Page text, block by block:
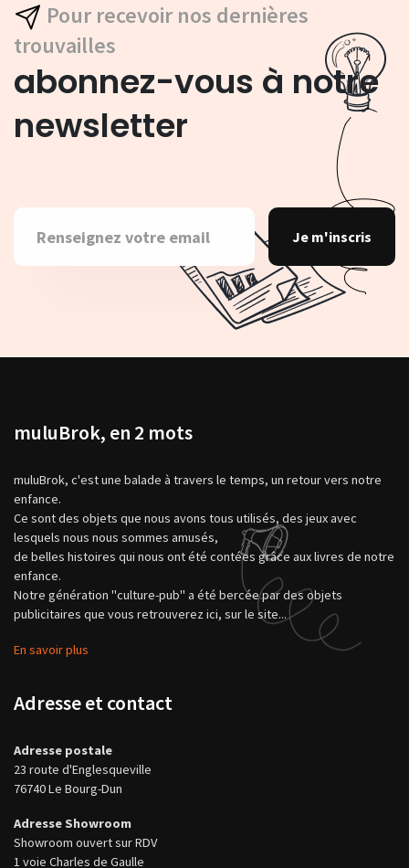
Pour recevoir nos dernières
trouvailles
abonnez-vous à notre
newsletter
Je m'inscris
muluBrok, en 2 mots
muluBrok, c'est une balade à travers le temps, un retour vers notre
enfance.
Ce sont des objets que nous avons tous utilisés, des jeux avec
lesquels nous nous sommes amusés,
de belles histoires qui nous ont été contées grâce aux livres de notre
enfance.
Notre génération "culture-pub" a été bercée par des objets
publicitaires que vous retrouverez ici, sur le site...
En savoir plus
Adresse et contact
Adresse postale
23 route d'Englesqueville
76740 Le Bourg-Dun
Adresse Showroom
Showroom ouvert sur RDV
1 voie Charles de Gaulle